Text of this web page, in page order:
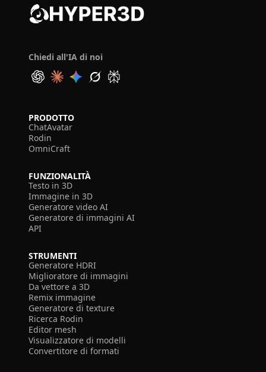
Chiedi all'IA di noi
PRODOTTO
ChatAvatar
Rodin
OmniCraft
FUNZIONALITÀ
Testo in 3D
Immagine in 3D
Generatore video AI
Generatore di immagini AI
API
STRUMENTI
Generatore HDRI
Miglioratore di immagini
Da vettore a 3D
Remix immagine
Generatore di texture
Ricerca Rodin
Editor mesh
Visualizzatore di modelli
Convertitore di formati